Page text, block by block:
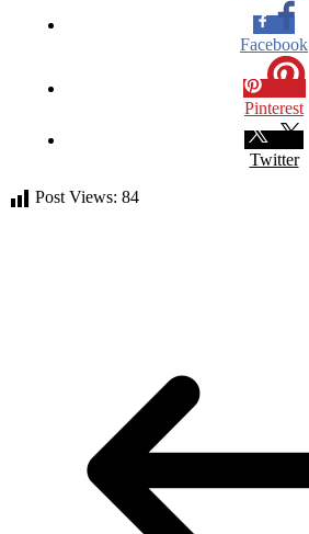
Facebook
Pinterest
Twitter
Post Views: 84